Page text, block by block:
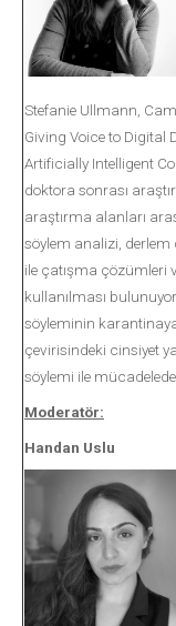
Stefanie Ullmann,
Giving Voice to Digital
Artificially Intelligent
doktora sonrası
araştırma alanları
söylem analizi, derlem
ile çatışma çözümleri
kullanılması
söyleminin
çevirisindeki cinsiyet
söylemi ile
Moderatör:
Handan Uslu